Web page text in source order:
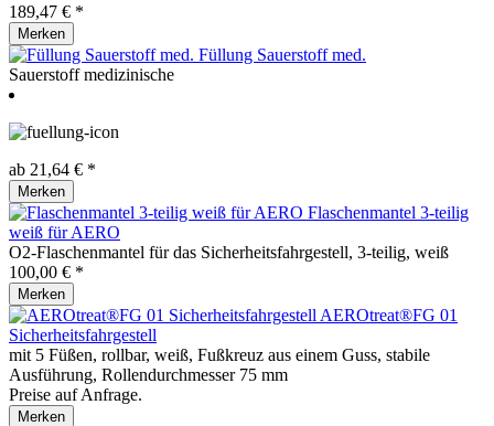
189,47 € *
Merken
Füllung Sauerstoff med.
Sauerstoff medizinische
ab 21,64 € *
Merken
Flaschenmantel 3-teilig
weiß für AERO
O2-Flaschenmantel für das Sicherheitsfahrgestell, 3-teilig, weiß
100,00 € *
Merken
AEROtreat®FG 01
Sicherheitsfahrgestell
mit 5 Füßen, rollbar, weiß, Fußkreuz aus einem Guss, stabile
Ausführung, Rollendurchmesser 75 mm
Preise auf Anfrage.
Merken